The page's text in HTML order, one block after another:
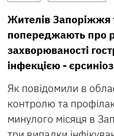
Жителів Запоріжжя
попереджають про
захворюваності
інфекцією -
Як повідомили в
контролю та
минулого місяця в